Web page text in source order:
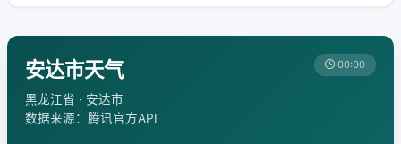
安达市天气
黑龙江省 · 安达市
数据来源：腾讯官方API
00:00